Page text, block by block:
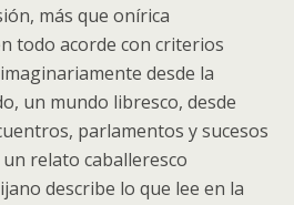
más que onírica
todo acorde con criterios
desde la
un mundo libresco, desde
parlamentos y sucesos
relato caballeresco
describe lo que lee en la